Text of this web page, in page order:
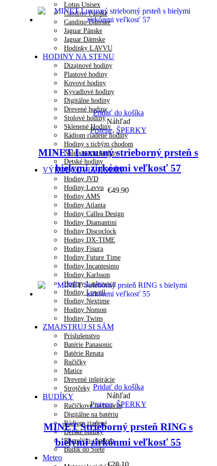
Lotus Unisex
Candino Pánske
Candino Dámske
Jaguar Pánske
Jaguar Dámske
Hodinky LAVVU
HODINY NA STENU
Dizajnové hodiny
Plastové hodiny
Kovové hodiny
Kyvadlové hodiny
Digitálne hodiny
Drevené hodiny
Stolové hodiny
Sklenené Hodiny
Rádiom riadené hodiny
Hodiny s tichým chodom
Nalepovacie hodiny
Detské hodiny
VÝROBCOVIA HODÍN
Hodiny JVD
Hodiny Lavvu
Hodiny AMS
Hodiny Atlanta
Hodiny Callea Design
Hodiny Diamantini
Hodiny Discoclock
Hodiny DX-TIME
Hodiny Fisura
Hodiny Future Time
Hodiny Incantesimo
Hodiny Karlsson
Hodiny Laskowscy
Hodiny Lowell
Hodiny Nextime
Hodiny Nomon
Hodiny Twins
ZMAJSTRUJ SI SÁM
Príslušenstvo
Batérie Panasonic
Batérie Renata
Ručičky
Matice
Drevené inšpirácie
Strojčeky
BUDÍKY
Ručičkové na batériu
Digitálne na batériu
Rádiom riadené
Detské budíky
Plynulým chodom
Budík do Siete
Meteo
Pridať do košíka
Náhľad
Prstene, ŠPERKY
MINET Luxusný strieborný prsteň s
bielymi zirkónmi veľkosť 57
€49.90
Pridať do košíka
Náhľad
Prstene,ŠPERKY
MINET Strieborný prsteň RING s
bielymi zirkónmi veľkosť 55